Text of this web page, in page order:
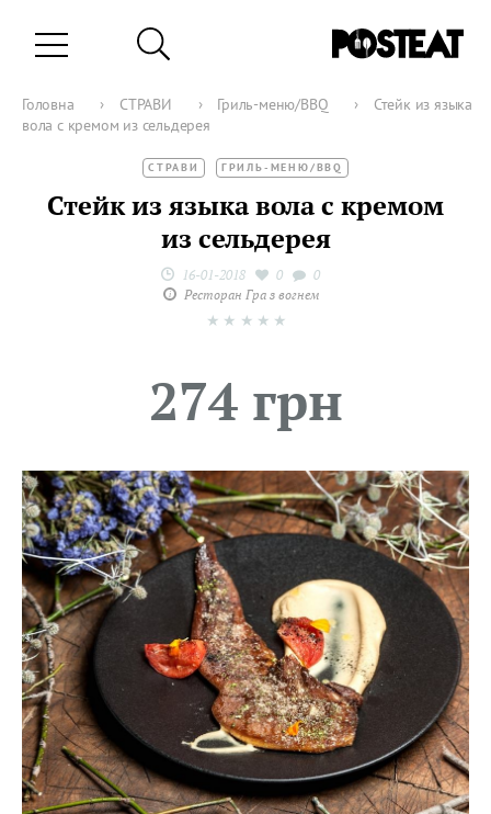
Головна › СТРАВИ › Гриль-меню/BBQ ›
Стейк из языка
вола с кремом из сельдерея
СТРАВИ ГРИЛЬ-МЕНЮ/BBQ
Стейк из языка вола с кремом
из сельдерея
16-01-2018 0
0
Ресторан Гра з вогнем
★
★
★
★
★
274 грн